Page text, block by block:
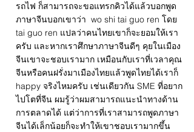
รถไฟ ก็สามารถจะขอแทรกคิวได้แล้วบอกพูด
ภาษาจีนบอกเขาว่า wo shi tai guo ren โดย
tai guo ren แปลว่าคนไทยเขาก็จะยอมให้เรา
ครับ และหากเราศึกษาภาษาจีนดีๆ คุยในเมือง
จีนเขาจะชอบเรามาก เหมือนกับเราที่เวลาคุณ
จีนหรือคนฝรั่งมาเมืองไทยแล้วพูดไทยได้เราก็
happy จริงไหมครับ เช่นเดียวกัน SME ที่อยาก
ไปโตที่จีน ผมรู้ว่าผมสามารถแนะนำทางด้าน
การตลาดได้ แต่ว่าการที่เราสามารถพูดภาษา
จีนได้เล็กน้อยก็จะทำให้เขาชอบเรามากขึ้น